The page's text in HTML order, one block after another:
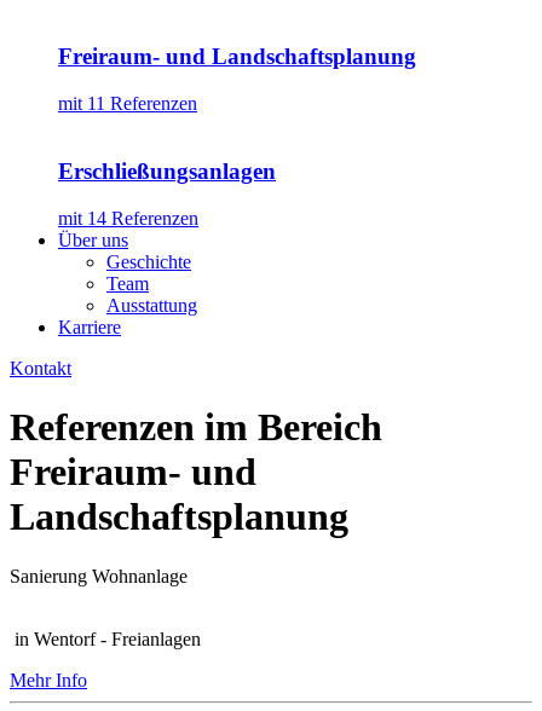
Freiraum- und Landschaftsplanung
mit 11 Referenzen
Erschließungsanlagen
mit 14 Referenzen
Über uns
Geschichte
Team
Ausstattung
Karriere
Kontakt
Referenzen im Bereich
Freiraum- und
Landschaftsplanung
Sanierung Wohnanlage
in Wentorf - Freianlagen
Mehr Info